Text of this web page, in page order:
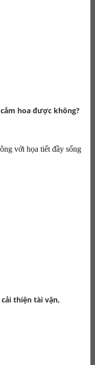
hoa được không?
thiện tài vận,